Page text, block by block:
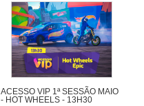
ACESSO VIP 1ª SESSÃO MAIO
- HOT WHEELS - 13H30